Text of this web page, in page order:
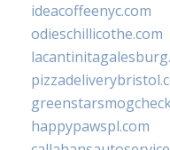
ideacoffeenyc.com
odieschillicothe.com
happypawspl.com